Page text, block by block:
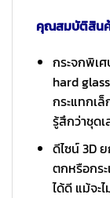
คุณสมบัติสิน
กระจกพิเ
hard
กระแทกเล็
รู้สึกว่าชุด
ดีไซน์ 3D
ตกหรือกร
ได้ดี แม้จะ